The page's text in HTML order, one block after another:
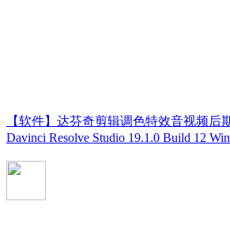
【软件】达芬奇剪辑调色特效音视频后
Davinci Resolve Studio 19.1.0 Build 12